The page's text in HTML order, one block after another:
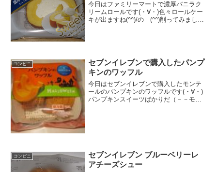
今日はファミリーマートで濃厚バニラク
リームロールです(・∀・)色々ロールケー
キが出ますね(^^)/の (^^)削ってみました
コンビニ
セブンイレブンで購入したパンプ
キンのワッフル
今日はセブンイレブンで購入したモンテ
ールのパンプキンのワッフルです(・∀・)
パンプキンスイーツばかりだ（－－モン
コンビニ
セブンイレブン ブルーベリーレ
アチーズシュー